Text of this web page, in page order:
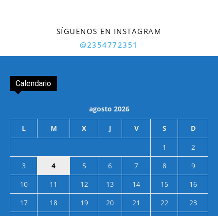
SÍGUENOS EN INSTAGRAM
@2354772351
Calendario
agosto 2026
L M X J V S D
1
2
3
4 5 6 7 8
9
10
11 12 13 14 15
16
17
18 19 20 21 22
23